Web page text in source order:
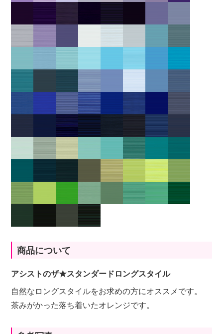
商品について
アシストのザ★スタンダードロングスタイル
自然なロングスタイルをお求めの方にオススメです。
茶みがかった落ち着いたオレンジです。